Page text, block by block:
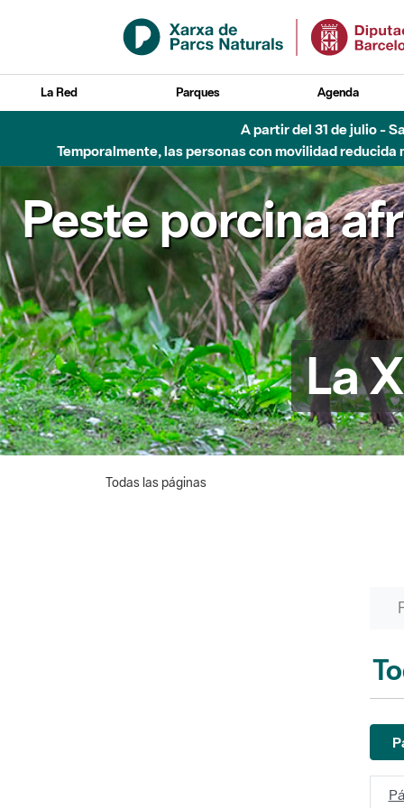
Saltar al contenido principal
La Red Parques Agenda
Hasta diciembre de 2026 - Parque Fluvial
Peste porcina
La